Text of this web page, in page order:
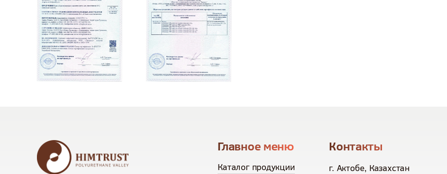
Главное меню
Каталог продукции
Контакты
г. Актобе, Казахстан